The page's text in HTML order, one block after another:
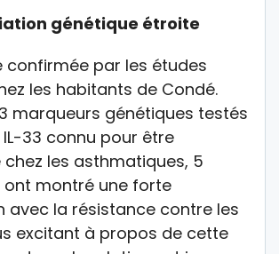
génétique étroite
confirmée par les études
les habitants de Condé.
marqueurs génétiques testés
33 connu pour être
chez les asthmatiques, 5
ont montré une forte
avec la résistance contre les
excitant à propos de cette